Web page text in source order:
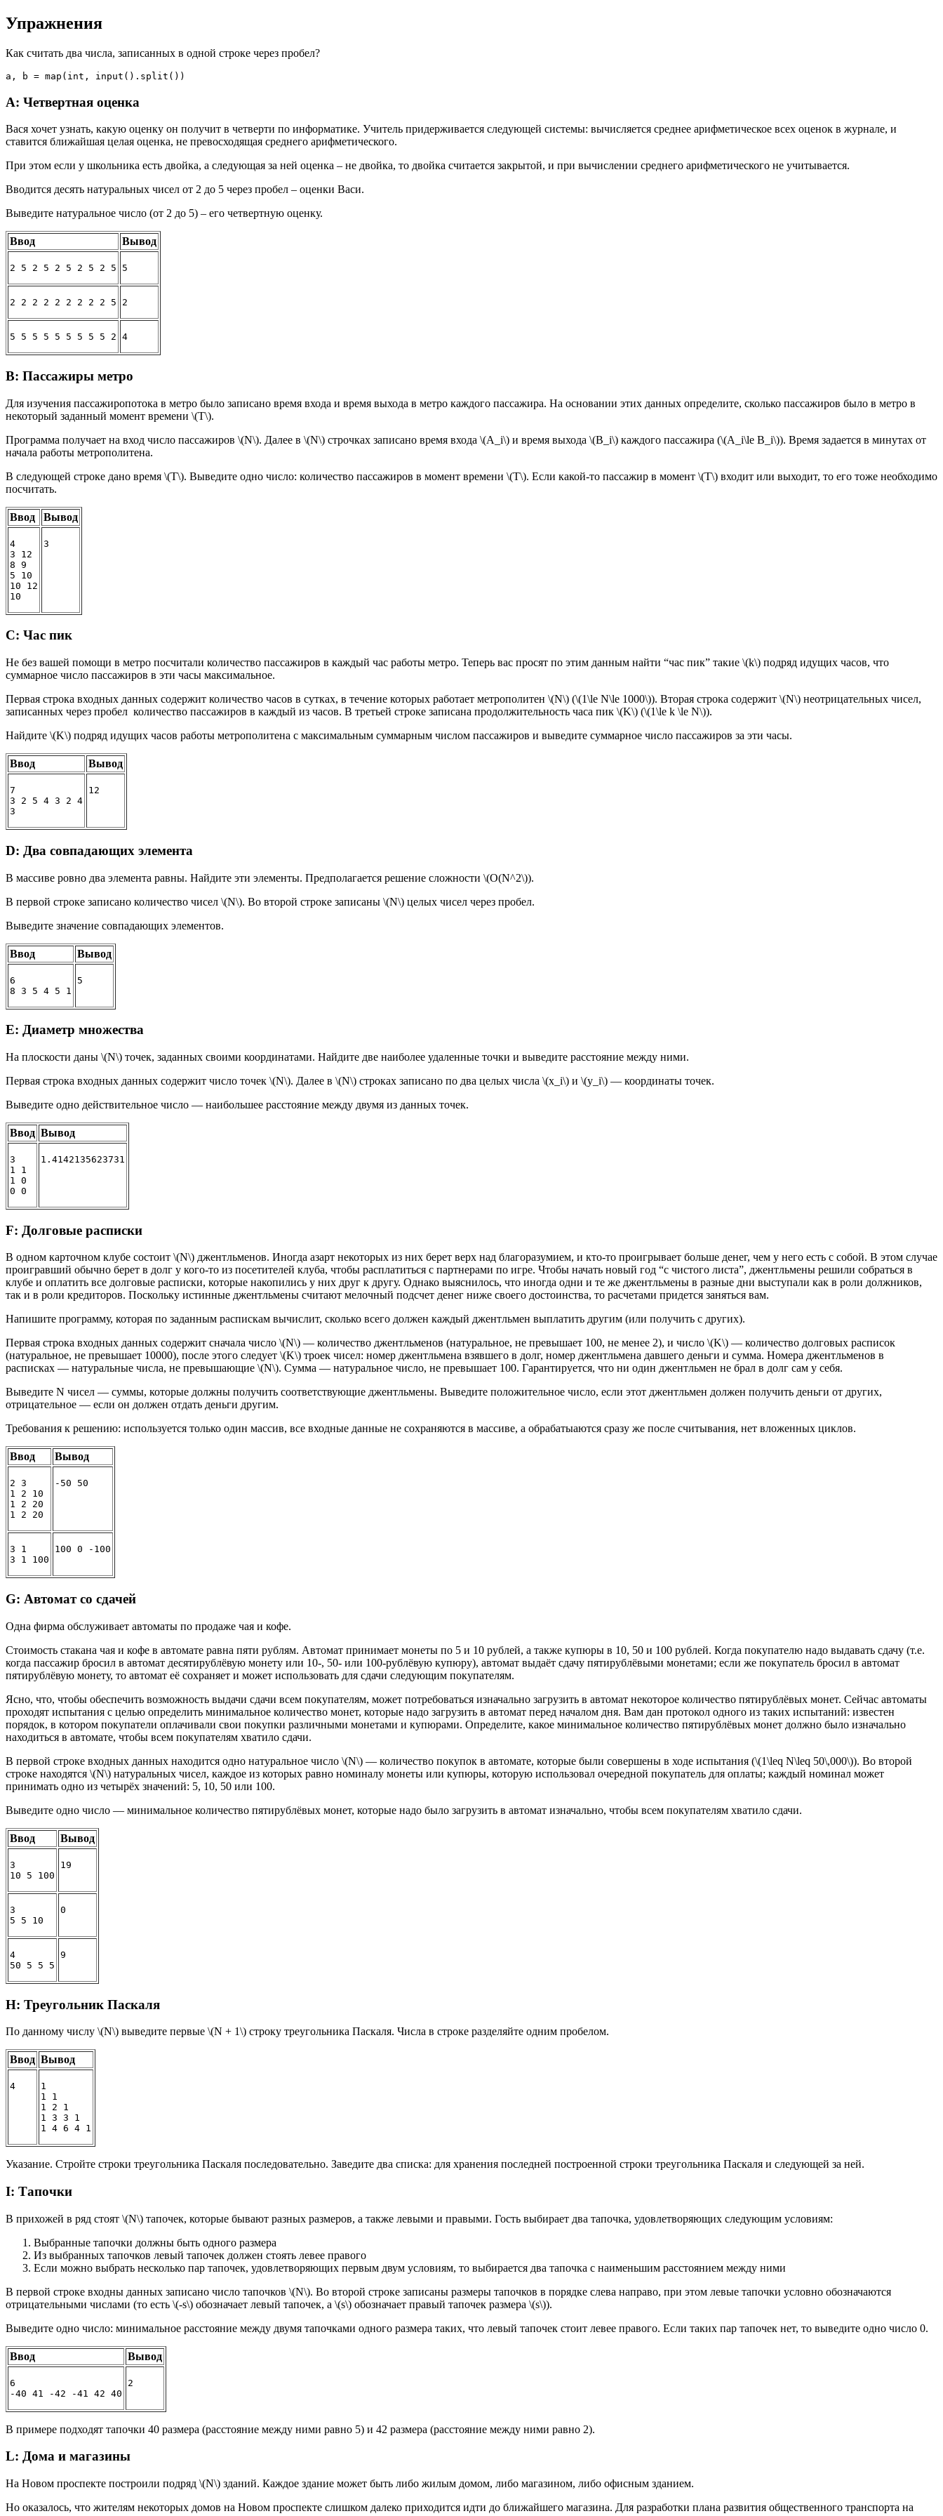
Упражнения
Как считать два числа, записанных в одной строке через пробел?
A: Четвертная оценка
Вася хочет узнать, какую оценку он получит в четверти по информатике. Учитель придерживается следующей системы: вычисляется среднее арифметическое всех оценок в журнале, и
ставится ближайшая целая оценка, не превосходящая среднего арифметического.
При этом если у школьника есть двойка, а следующая за ней оценка – не двойка, то двойка считается закрытой, и при вычислении среднего арифметического не учитывается.
Вводится десять натуральных чисел от 2 до 5 через пробел – оценки Васи.
Выведите натуральное число (от 2 до 5) – его четвертную оценку.
Ввод Вывод
2 5 2 5 2 5 2 5 2 5 5
2 2 2 2 2 2 2 2 2 5 2
5 5 5 5 5 5 5 5 5 2 4
B: Пассажиры метро
Для изучения пассажиропотока в метро было записано время входа и время выхода в метро каждого пассажира. На основании этих данных определите, сколько пассажиров было в метро в
некоторый заданный момент времени \(T\).
Программа получает на вход число пассажиров \(N\). Далее в \(N\) строчках записано время входа \(A_i\) и время выхода \(B_i\) каждого пассажира (\(A_i\le B_i\)). Время задается в минутах от
начала работы метрополитена.
В следующей строке дано время \(T\). Выведите одно число: количество пассажиров в момент времени \(T\). Если какой-то пассажир в момент \(T\) входит или выходит, то его тоже необходимо
посчитать.
Ввод Вывод
4
3 12
8 9
5 10
10 12
3
C: Час пик
Не без вашей помощи в метро посчитали количество пассажиров в каждый час работы метро. Теперь вас просят по этим данным найти “час пик” такие \(k\) подряд идущих часов, что
суммарное число пассажиров в эти часы максимальное.
Первая строка входных данных содержит количество часов в сутках, в течение которых работает метрополитен \(N\) (\(1\le N\le 1000\)). Вторая строка содержит \(N\) неотрицательных чисел,
записанных через пробел количество пассажиров в каждый из часов. В третьей строке записана продолжительность часа пик \(K\) (\(1\le k \le N\)).
Найдите \(K\) подряд идущих часов работы метрополитена с максимальным суммарным числом пассажиров и выведите суммарное число пассажиров за эти часы.
Ввод Вывод
7
3 2 5 4 3 2 4
12
D: Два совпадающих элемента
В массиве ровно два элемента равны. Найдите эти элементы. Предполагается решение сложности \(O(N^2\)).
В первой строке записано количество чисел \(N\). Во второй строке записаны \(N\) целых чисел через пробел.
Выведите значение совпадающих элементов.
Ввод Вывод
6
8 3 5 4 5 1
5
E: Диаметр множества
На плоскости даны \(N\) точек, заданных своими координатами. Найдите две наиболее удаленные точки и выведите расстояние между ними.
Первая строка входных данных содержит число точек \(N\). Далее в \(N\) строках записано по два целых числа \(x_i\) и \(y_i\) — координаты точек.
Выведите одно действительное число — наибольшее расстояние между двумя из данных точек.
Ввод Вывод
3
1 1
1 0
1.4142135623731
F: Долговые расписки
В одном карточном клубе состоит \(N\) джентльменов. Иногда азарт некоторых из них берет верх над благоразумием, и кто-то проигрывает больше денег, чем у него есть с собой. В этом случае
проигравший обычно берет в долг у кого-то из посетителей клуба, чтобы расплатиться с партнерами по игре. Чтобы начать новый год “с чистого листа”, джентльмены решили собраться в
клубе и оплатить все долговые расписки, которые накопились у них друг к другу. Однако выяснилось, что иногда одни и те же джентльмены в разные дни выступали как в роли должников,
так и в роли кредиторов. Поскольку истинные джентльмены считают мелочный подсчет денег ниже своего достоинства, то расчетами придется заняться вам.
Напишите программу, которая по заданным распискам вычислит, сколько всего должен каждый джентльмен выплатить другим (или получить с других).
Первая строка входных данных содержит сначала число \(N\) — количество джентльменов (натуральное, не превышает 100, не менее 2), и число \(K\) — количество долговых расписок
(натуральное, не превышает 10000), после этого следует \(K\) троек чисел: номер джентльмена взявшего в долг, номер джентльмена давшего деньги и сумма. Номера джентльменов в
расписках — натуральные числа, не превышающие \(N\). Сумма — натуральное число, не превышает 100. Гарантируется, что ни один джентльмен не брал в долг сам у себя.
Выведите N чисел — суммы, которые должны получить соответствующие джентльмены. Выведите положительное число, если этот джентльмен должен получить деньги от других,
отрицательное — если он должен отдать деньги другим.
Требования к решению: используется только один массив, все входные данные не сохраняются в массиве, а обрабатыаются сразу же после считывания, нет вложенных циклов.
Ввод Вывод
2 3
1 2 10
1 2 20
1 2 20
-50 50
3 1
3 1 100
100 0 -100
G: Автомат со сдачей
Одна фирма обслуживает автоматы по продаже чая и кофе.
Стоимость стакана чая и кофе в автомате равна пяти рублям. Автомат принимает монеты по 5 и 10 рублей, а также купюры в 10, 50 и 100 рублей. Когда покупателю надо выдавать сдачу (т.е.
когда пассажир бросил в автомат десятирублёвую монету или 10-, 50- или 100-рублёвую купюру), автомат выдаёт сдачу пятирублёвыми монетами; если же покупатель бросил в автомат
пятирублёвую монету, то автомат её сохраняет и может использовать для сдачи следующим покупателям.
Ясно, что, чтобы обеспечить возможность выдачи сдачи всем покупателям, может потребоваться изначально загрузить в автомат некоторое количество пятирублёвых монет. Сейчас автоматы
проходят испытания с целью определить минимальное количество монет, которые надо загрузить в автомат перед началом дня. Вам дан протокол одного из таких испытаний: известен
порядок, в котором покупатели оплачивали свои покупки различными монетами и купюрами. Определите, какое минимальное количество пятирублёвых монет должно было изначально
находиться в автомате, чтобы всем покупателям хватило сдачи.
В первой строке входных данных находится одно натуральное число \(N\) — количество покупок в автомате, которые были совершены в ходе испытания (\(1\leq N\leq 50\,000\)). Во второй
строке находятся \(N\) натуральных чисел, каждое из которых равно номиналу монеты или купюры, которую использовал очередной покупатель для оплаты; каждый номинал может
принимать одно из четырёх значений: 5, 10, 50 или 100.
Выведите одно число — минимальное количество пятирублёвых монет, которые надо было загрузить в автомат изначально, чтобы всем покупателям хватило сдачи.
Ввод Вывод
3
3
4
H: Треугольник Паскаля
По данному числу \(N\) выведите первые \(N + 1\) строку треугольника Паскаля. Числа в строке разделяйте одним пробелом.
Ввод Вывод
4
1
1 1
1 2 1
1 3 3 1
1 4 6 4 1
Указание. Стройте строки треугольника Паскаля последовательно. Заведите два cписка: для хранения последней построенной строки треугольника Паскаля и следующей за ней.
I: Тапочки
В прихожей в ряд стоят \(N\) тапочек, которые бывают разных размеров, а также левыми и правыми. Гость выбирает два тапочка, удовлетворяющих следующим условиям:
Выбранные тапочки должны быть одного размера
Из выбранных тапочков левый тапочек должен стоять левее правого
Если можно выбрать несколько пар тапочек, удовлетворяющих первым двум условиям, то выбирается два тапочка с наименьшим расстоянием между ними
В первой строке входны данных записано число тапочков \(N\). Во второй строке записаны размеры тапочков в порядке слева направо, при этом левые тапочки условно обозначаются
отрицательными числами (то есть \(-s\) обозначает левый тапочек, а \(s\) обозначает правый тапочек размера \(s\)).
Выведите одно число: минимальное расстояние между двумя тапочками одного размера таких, что левый тапочек стоит левее правого. Если таких пар тапочек нет, то выведите одно число 0.
Ввод Вывод
6
-40 41 -42 -41 42 40
2
В примере подходят тапочки 40 размера (расстояние между ними равно 5) и 42 размера (расстояние между ними равно 2).
L: Дома и магазины
На Новом проспекте построили подряд \(N\) зданий. Каждое здание может быть либо жилым домом, либо магазином, либо офисным зданием.
Но оказалось, что жителям некоторых домов на Новом проспекте слишком далеко приходится идти до ближайшего магазина. Для разработки плана развития общественного транспорта на